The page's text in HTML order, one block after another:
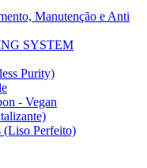
Manutenção e Anti
SYSTEM
Purity)
- Vegan
Perfeito)